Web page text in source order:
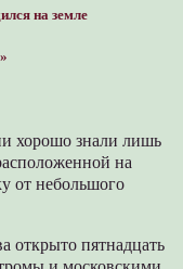
на земле
хорошо знали лишь
на
от небольшого
открыто пятнадцать